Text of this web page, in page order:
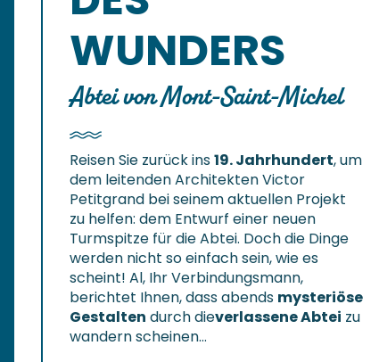
WUNDERS
Abtei von Mont-Saint-Michel
Reisen Sie zurück ins19. Jahrhundert, um
dem leitenden Architekten Victor
Petitgrand bei seinem aktuellen Projekt
zu helfen: dem Entwurf einer neuen
Turmspitze für die Abtei. Doch die Dinge
werden nicht so einfach sein, wie es
scheint! Al, Ihr Verbindungsmann,
berichtet Ihnen, dass abends mysteriöse
Gestalten durch dieverlassene Abtei zu
wandern scheinen…